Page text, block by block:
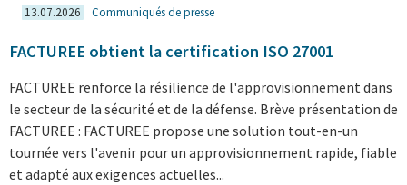
13.07.2026 Communiqués de presse
FACTUREE obtient la certification ISO 27001
FACTUREE renforce la résilience de l'approvisionnement dans
le secteur de la sécurité et de la défense. Brève présentation de
FACTUREE : FACTUREE propose une solution tout-en-un
tournée vers l'avenir pour un approvisionnement rapide, fiable
et adapté aux exigences actuelles...